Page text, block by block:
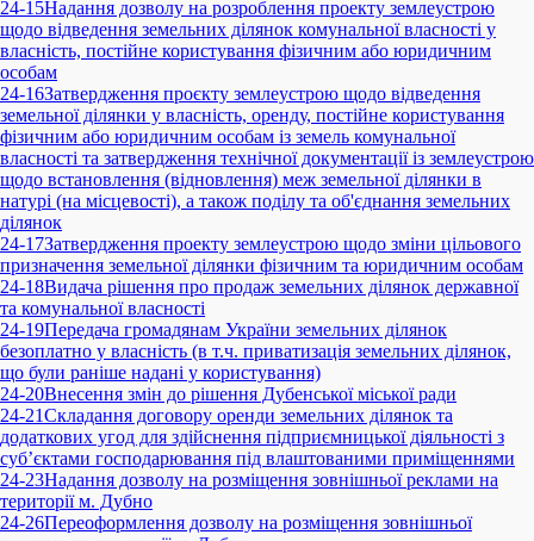
24-15Надання дозволу на розроблення проекту землеустрою
щодо відведення земельних ділянок комунальної власності у
власність, постійне користування фізичним або юридичним
особам
24-16Затвердження проєкту землеустрою щодо відведення
земельної ділянки у власність, оренду, постійне користування
фізичним або юридичним особам із земель комунальної
власності та затвердження технічної документації із землеустрою
щодо встановлення (відновлення) меж земельної ділянки в
натурі (на місцевості), а також поділу та об'єднання земельних
ділянок
24-17Затвердження проекту землеустрою щодо зміни цільового
призначення земельної ділянки фізичним та юридичним особам
24-18Видача рішення про продаж земельних ділянок державної
та комунальної власності
24-19Передача громадянам України земельних ділянок
безоплатно у власність (в т.ч. приватизація земельних ділянок,
що були раніше надані у користування)
24-20Внесення змін до рішення Дубенської міської ради
24-21Складання договору оренди земельних ділянок та
додаткових угод для здійснення підприємницької діяльності з
суб’єктами господарювання під влаштованими приміщеннями
24-23Надання дозволу на розміщення зовнішньої реклами на
території м. Дубно
24-26Переоформлення дозволу на розміщення зовнішньої